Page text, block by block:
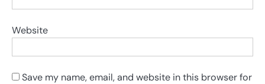
Website
Save my name, email, and website in this browser for